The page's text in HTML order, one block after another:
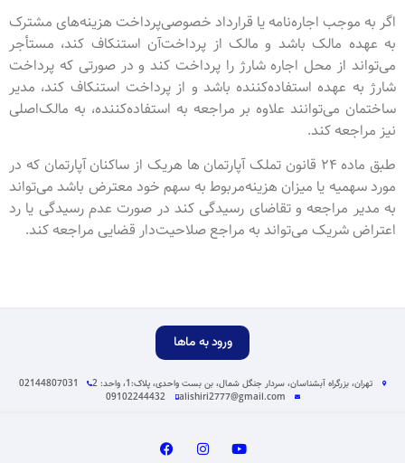
اگر به موجب اجاره‌نامه یا قرارداد خصوصی‌پرداخت هزینه‌های مشترک
به عهده مالک باشد و مالک از پرداخت‌آن استنکاف کند، مستأجر
می‌تواند از محل اجاره شارژ را پرداخت کند و در صورتی که پرداخت
شارژ به عهده استفاده‌کننده باشد و از پرداخت استنکاف کند، مدیر
ساختمان می‌توانند علاوه بر مراجعه به استفاده‌کننده، به مالک‌اصلی
نیز مراجعه کند.
طبق ماده ۲۴ قانون تملک آپارتمان ها هریک از ساکنان آپارتمان که در
مورد سهمیه یا میزان هزینه‌مربوط به سهم خود معترض باشد می‌تواند
به مدیر مراجعه و تقاضای رسیدگی کند در صورت عدم‌ رسیدگی یا رد
اعتراض شریک می‌تواند به مراجع صلاحیت‌دار قضایی مراجعه کند.
تهران، بزرگراه آبشناسان، سردار جنگل شمال، بن بست واحدی، پلاک:1، واحد: 2
02144807031
alishiri2777@gmail.com
09102244432
ورود به ماها